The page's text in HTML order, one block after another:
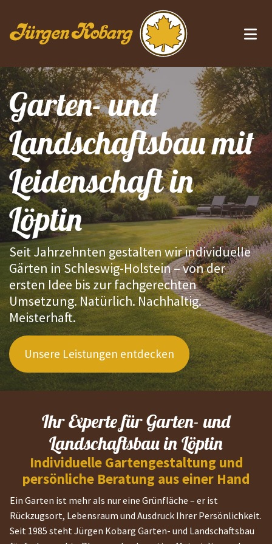
Garten- und
Landschaftsbau mit
Leidenschaft in
Löptin
Seit Jahrzehnten gestalten wir individuelle
Gärten in Schleswig-Holstein – von der
ersten Idee bis zur fachgerechten
Umsetzung. Natürlich. Nachhaltig.
Meisterhaft.
Unsere Leistungen entdecken
Ihr Experte für Garten- und
Landschaftsbau in Löptin
Individuelle Gartengestaltung und
persönliche Beratung aus einer Hand
Ein Garten ist mehr als nur eine Grünfläche – er ist
Rückzugsort, Lebensraum und Ausdruck Ihrer Persönlichkeit.
Seit 1985 steht Jürgen Kobarg Garten- und Landschaftsbau